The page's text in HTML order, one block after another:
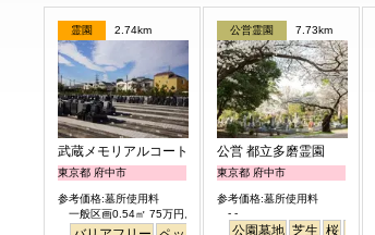
霊園 2.74km
武蔵メモリアルコート
東京都 府中市
参考価格:墓所使用料
一般区画0.54㎡ 75万円より
公営霊園 7.73km
公営 都立多磨霊園
東京都 府中市
参考価格:墓所使用料
- -
公園墓地 芝生 桜